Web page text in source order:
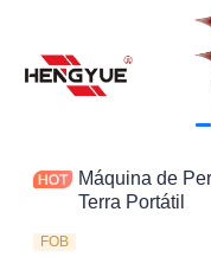
Máquina de
Terra Portátil
FOB
ENTRE EM